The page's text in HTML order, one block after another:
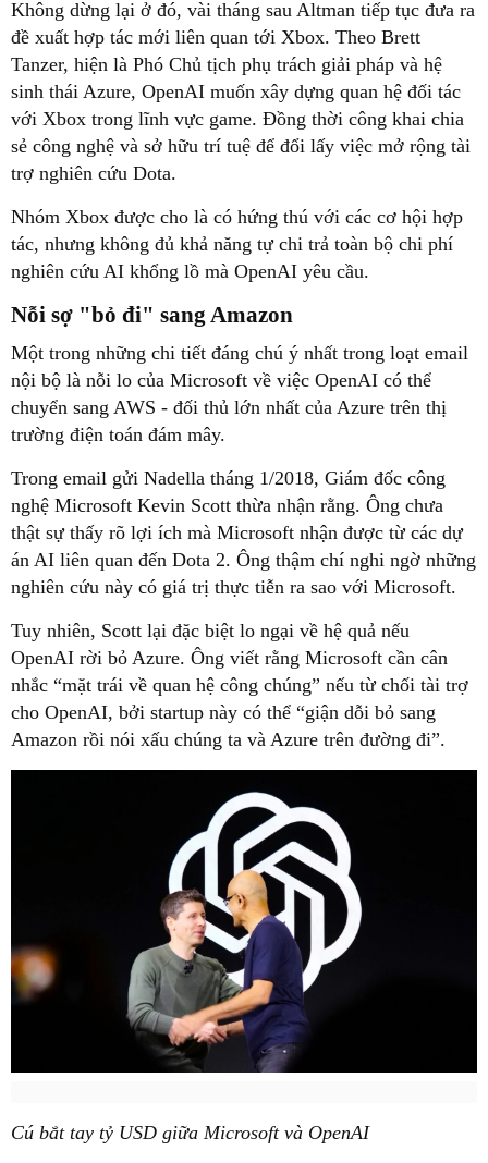
Không dừng lại ở đó, vài tháng sau Altman tiếp tục đưa ra
đề xuất hợp tác mới liên quan tới Xbox. Theo Brett
Tanzer, hiện là Phó Chủ tịch phụ trách giải pháp và hệ
sinh thái Azure, OpenAI muốn xây dựng quan hệ đối tác
với Xbox trong lĩnh vực game. Đồng thời công khai chia
sẻ công nghệ và sở hữu trí tuệ để đổi lấy việc mở rộng tài
trợ nghiên cứu Dota.
Nhóm Xbox được cho là có hứng thú với các cơ hội hợp
tác, nhưng không đủ khả năng tự chi trả toàn bộ chi phí
nghiên cứu AI khổng lồ mà OpenAI yêu cầu.
Nỗi sợ "bỏ đi" sang Amazon
Một trong những chi tiết đáng chú ý nhất trong loạt email
nội bộ là nỗi lo của Microsoft về việc OpenAI có thể
chuyển sang AWS - đối thủ lớn nhất của Azure trên thị
trường điện toán đám mây.
Trong email gửi Nadella tháng 1/2018, Giám đốc công
nghệ Microsoft Kevin Scott thừa nhận rằng. Ông chưa
thật sự thấy rõ lợi ích mà Microsoft nhận được từ các dự
án AI liên quan đến Dota 2. Ông thậm chí nghi ngờ những
nghiên cứu này có giá trị thực tiễn ra sao với Microsoft.
Tuy nhiên, Scott lại đặc biệt lo ngại về hệ quả nếu
OpenAI rời bỏ Azure. Ông viết rằng Microsoft cần cân
nhắc “mặt trái về quan hệ công chúng” nếu từ chối tài trợ
cho OpenAI, bởi startup này có thể “giận dỗi bỏ sang
Amazon rồi nói xấu chúng ta và Azure trên đường đi”.
Cú bắt tay tỷ USD giữa Microsoft và OpenAI